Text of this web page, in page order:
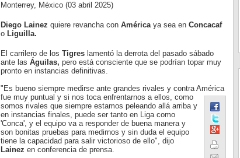
Monterrey, México (03 abril 2025)
Diego Lainez quiere revancha con América ya sea en Concacaf
o Liguilla.
El carrilero de los Tigres lamentó la derrota del pasado sábado
ante las Águilas, pero está consciente que se podrían topar muy
pronto en instancias definitivas.
"Es bueno siempre medirse ante grandes rivales y contra América
fue muy puntual y si nos toca enfrentarnos a ellos, como
somos rivales que siempre estamos peleando allá arriba y
en instancias finales, puede ser tanto en Liga como
'Conca', y el equipo va a responder de buena manera y
son bonitas pruebas para medirnos y sin duda el equipo
tiene la capacidad para salir victorioso de ello", dijo
Lainez en conferencia de prensa.